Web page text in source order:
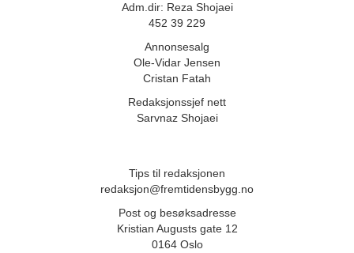
Adm.dir: Reza Shojaei
452 39 229
Annonsesalg
Ole-Vidar Jensen
Cristan Fatah
Redaksjonssjef nett
Sarvnaz Shojaei
Tips til redaksjonen
redaksjon@fremtidensbygg.no
Post og besøksadresse
Kristian Augusts gate 12
0164 Oslo